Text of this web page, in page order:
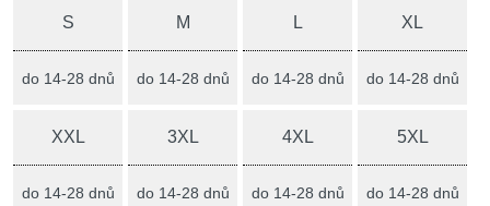
S
do 14-28 dnů
M
do 14-28 dnů
L
do 14-28 dnů
XL
do 14-28 dnů
XXL
do 14-28 dnů
3XL
do 14-28 dnů
4XL
do 14-28 dnů
5XL
do 14-28 dnů